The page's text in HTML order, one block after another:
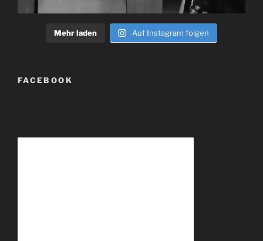
Mehr laden Auf Instagram folgen
FACEBOOK